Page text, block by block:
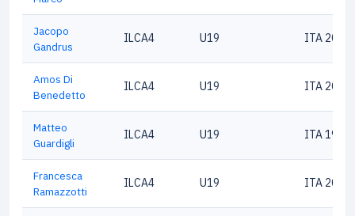
Jacopo
Gandrus
ILCA4 U19 ITA
Amos Di
Benedetto
ILCA4 U19 ITA
Matteo
Guardigli
ILCA4 U19 ITA
Francesca
Ramazzotti
ILCA4 U19 ITA